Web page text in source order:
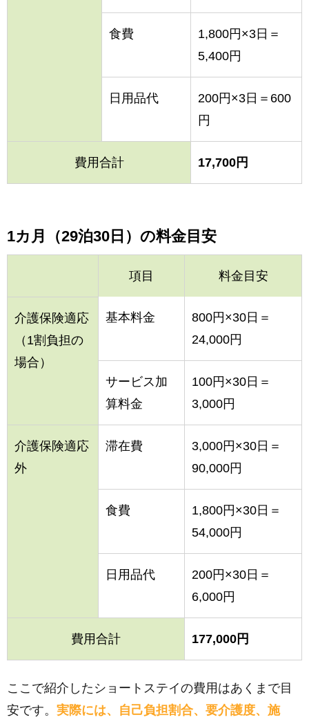
食費
1,800円×3日＝
5,400円
日用品代
200円×3日＝600
円
費用合計 17,700円
1カ月（29泊30日）の料金目安
項目 料金目安
介護保険適応
（1割負担の
場合）
基本料金
800円×30日＝
24,000円
サービス加
算料金
100円×30日＝
3,000円
介護保険適応
外
滞在費
3,000円×30日＝
90,000円
食費
1,800円×30日＝
54,000円
日用品代
200円×30日＝
6,000円
費用合計 177,000円
ここで紹介したショートステイの費用はあくまで目
安です。 実際には、自己負担割合、要介護度、施